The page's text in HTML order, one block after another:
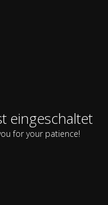
eingeschaltet
for your patience!